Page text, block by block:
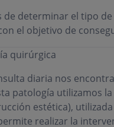
de determinar el tipo
el objetivo de
quirúrgica
diaria nos
patología utilizamos
estética),
realizar la